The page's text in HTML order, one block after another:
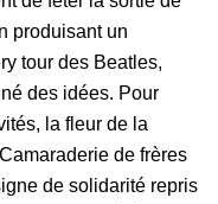
produisant un
tour des Beatles,
des idées. Pour
la fleur de la
de frères
de solidarité repris